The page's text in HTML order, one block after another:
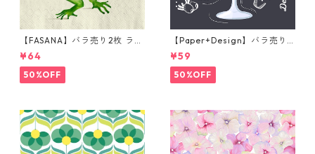
【FASANA】バラ売り2枚 ラン
チサイズ ペーパーナプキン Fr
og prince ナチュラル
¥64
50%OFF
【Paper+Design】バラ売り2
枚 カクテルサイズ ペーパーナ
プキン Martini ブラック
¥59
50%OFF